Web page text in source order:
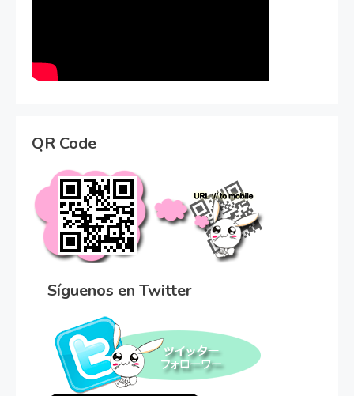
QR Code
Síguenos en Twitter